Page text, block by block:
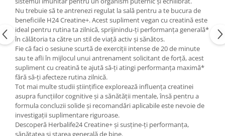
Nu trebuie să te antrenezi regulat la sală pentru a te bucura de
beneficiile H24 Creatine+. Acest supliment vegan cu creatină este
ideal pentru rutina ta zilnică, sprijinindu-ți performanța generală*
în călătoria ta către un stil de viață activ și sănătos.
Fie că faci o sesiune scurtă de exerciții intense de 20 de minute
sau te afli în mijlocul unui antrenament solicitant de forță, acest
supliment cu creatină te ajută să-ți atingi performanța maximă*
fără să-ți afecteze rutina zilnică.
Tot mai multe studii științifice explorează influența creatinei
asupra funcțiilor cognitive și a sănătății mentale, însă pentru a
formula concluzii solide și recomandări aplicabile este nevoie de
investigații suplimentare riguroase.
Descoperă Herbalife24 Creatine+ și susține-ți performanța,
sănătatea și starea generală de bine.